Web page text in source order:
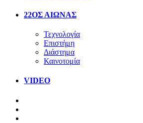
22ΟΣ ΑΙΩΝΑΣ
Τεχνολογία
Επιστήμη
Διάστημα
Καινοτομία
VIDEO